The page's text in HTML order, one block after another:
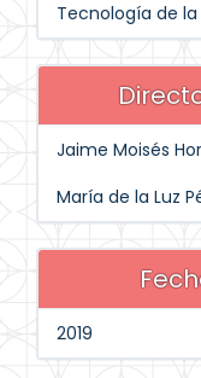
Tecnología de
Jaime Moisés
María de la Luz
2019